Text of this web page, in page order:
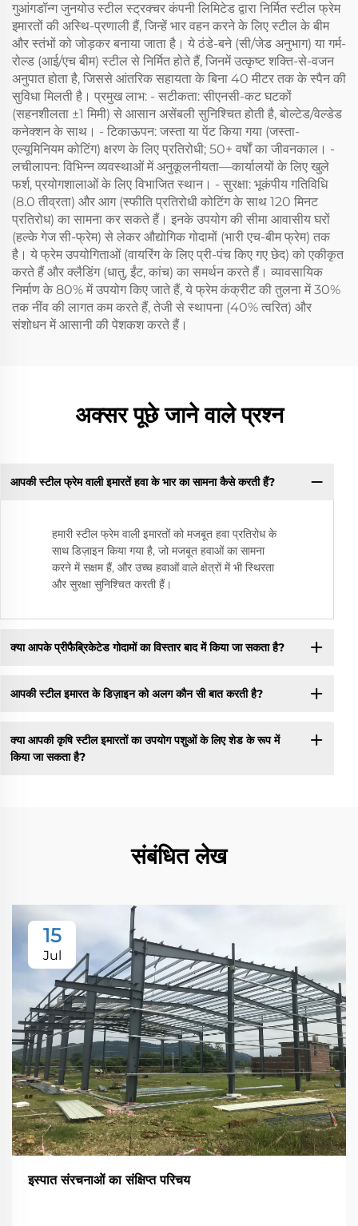
गुआंगडॉन्ग जुनयोउ स्टील स्ट्रक्चर कंपनी लिमिटेड द्वारा निर्मित स्टील फ्रेम
इमारतों की अस्थि-प्रणाली हैं, जिन्हें भार वहन करने के लिए स्टील के बीम
और स्तंभों को जोड़कर बनाया जाता है। ये ठंडे-बने (सी/जेड अनुभाग) या गर्म-
रोल्ड (आई/एच बीम) स्टील से निर्मित होते हैं, जिनमें उत्कृष्ट शक्ति-से-वजन
अनुपात होता है, जिससे आंतरिक सहायता के बिना 40 मीटर तक के स्पैन की
सुविधा मिलती है। प्रमुख लाभ: - सटीकता: सीएनसी-कट घटकों
(सहनशीलता ±1 मिमी) से आसान असेंबली सुनिश्चित होती है, बोल्टेड/वेल्डेड
कनेक्शन के साथ। - टिकाऊपन: जस्ता या पेंट किया गया (जस्ता-
एल्यूमिनियम कोटिंग) क्षरण के लिए प्रतिरोधी; 50+ वर्षों का जीवनकाल। -
लचीलापन: विभिन्न व्यवस्थाओं में अनुकूलनीयता—कार्यालयों के लिए खुले
फर्श, प्रयोगशालाओं के लिए विभाजित स्थान। - सुरक्षा: भूकंपीय गतिविधि
(8.0 तीव्रता) और आग (स्फीति प्रतिरोधी कोटिंग के साथ 120 मिनट
प्रतिरोध) का सामना कर सकते हैं। इनके उपयोग की सीमा आवासीय घरों
(हल्के गेज सी-फ्रेम) से लेकर औद्योगिक गोदामों (भारी एच-बीम फ्रेम) तक
है। ये फ्रेम उपयोगिताओं (वायरिंग के लिए प्री-पंच किए गए छेद) को एकीकृत
करते हैं और क्लैडिंग (धातु, ईंट, कांच) का समर्थन करते हैं। व्यावसायिक
निर्माण के 80% में उपयोग किए जाते हैं, ये फ्रेम कंक्रीट की तुलना में 30%
तक नींव की लागत कम करते हैं, तेजी से स्थापना (40% त्वरित) और
संशोधन में आसानी की पेशकश करते हैं।
अक्सर पूछे जाने वाले प्रश्न
आपकी स्टील फ्रेम वाली इमारतें हवा के भार का सामना कैसे करती हैं?
हमारी स्टील फ्रेम वाली इमारतों को मजबूत हवा प्रतिरोध के
साथ डिज़ाइन किया गया है, जो मजबूत हवाओं का सामना
करने में सक्षम हैं, और उच्च हवाओं वाले क्षेत्रों में भी स्थिरता
और सुरक्षा सुनिश्चित करती हैं।
क्या आपके प्रीफैब्रिकेटेड गोदामों का विस्तार बाद में किया जा सकता है?
आपकी स्टील इमारत के डिज़ाइन को अलग कौन सी बात करती है?
क्या आपकी कृषि स्टील इमारतों का उपयोग पशुओं के लिए शेड के रूप में
किया जा सकता है?
संबंधित लेख
15
Jul
इस्पात संरचनाओं का संक्षिप्त परिचय